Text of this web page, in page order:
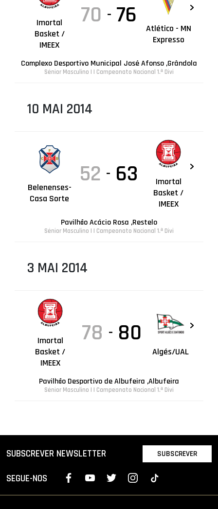
Imortal
Basket /
IMEEX
70 - 76
Atlético - MN
Expresso
Complexo Desportivo Municipal José Afonso ,Grândola
Sénior Masculino | I Campeonato Nacional 1.ª Divi
10 MAI 2014
Belenenses-
Casa Sorte
52 - 63
Imortal
Basket /
IMEEX
Pavilhão Acácio Rosa ,Restelo
Sénior Masculino | I Campeonato Nacional 1.ª Divi
3 MAI 2014
Imortal
Basket /
IMEEX
78 - 80
Algés/UAL
Pavilhão Desportivo de Albufeira ,Albufeira
Sénior Masculino | I Campeonato Nacional 1.ª Divi
SUBSCREVER NEWSLETTER SUBSCREVER
SEGUE-NOS